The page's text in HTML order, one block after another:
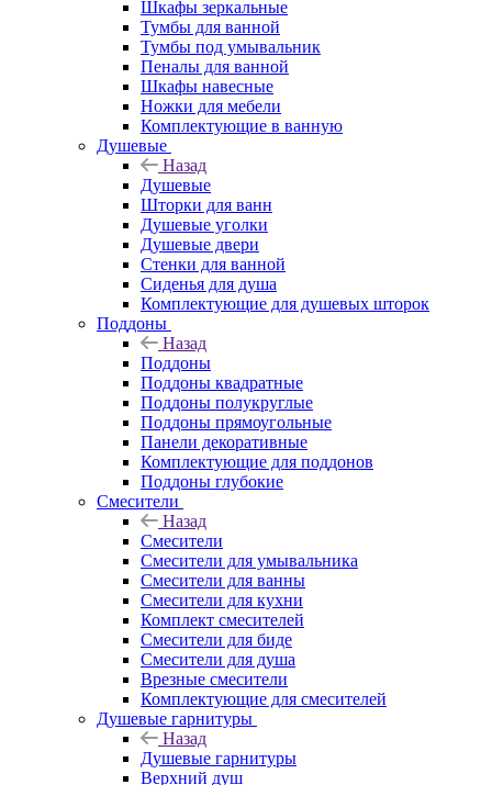
Шкафы зеркальные
Тумбы для ванной
Тумбы под умывальник
Пеналы для ванной
Шкафы навесные
Ножки для мебели
Комплектующие в ванную
Душевые
Назад
Душевые
Шторки для ванн
Душевые уголки
Душевые двери
Стенки для ванной
Сиденья для душа
Комплектующие для душевых шторок
Поддоны
Назад
Поддоны
Поддоны квадратные
Поддоны полукруглые
Поддоны прямоугольные
Панели декоративные
Комплектующие для поддонов
Поддоны глубокие
Смесители
Назад
Смесители
Смесители для умывальника
Смесители для ванны
Смесители для кухни
Комплект смесителей
Смесители для биде
Смесители для душа
Врезные смесители
Комплектующие для смесителей
Душевые гарнитуры
Назад
Душевые гарнитуры
Верхний душ